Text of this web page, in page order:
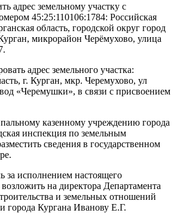
адрес земельному участку с
45:25:110106:1784: Российская
область, городской округ город
микрорайон Черёмухово, улица
адрес земельного участка:
г. Курган, мкр. Черемухово, ул
«Черемушки», в связи с присвоением
казенному учреждению города
инспекция по земельным
сведения в государственном
за исполнением настоящего
на директора Департамента
и земельных отношений
города Кургана Иванову Е.Г.